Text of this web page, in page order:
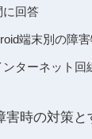
に回答
端末別の障
ンターネット
害時の対策